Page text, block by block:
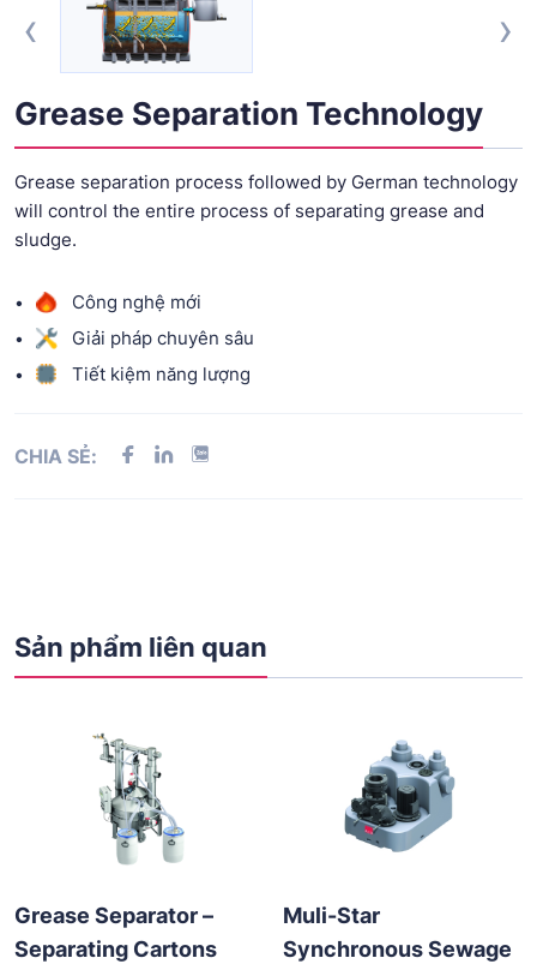
‹ ›
Grease Separation Technology
Grease separation process followed by German technology
will control the entire process of separating grease and
sludge.
Công nghệ mới
Giải pháp chuyên sâu
Tiết kiệm năng lượng
CHIA SẺ:
Sản phẩm liên quan
Grease Separator –
Separating Cartons
Muli-Star
Synchronous Sewage